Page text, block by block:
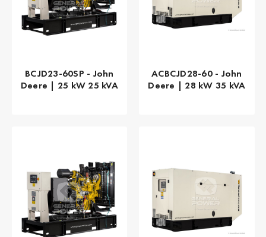
BCJD23-60SP - John
Deere | 25 kW 25 kVA
ACBCJD28-60 - John
Deere | 28 kW 35 kVA